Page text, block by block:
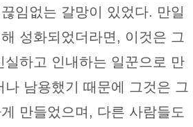
임없는 갈망이 있었다. 만일
성화되었더라면, 이것은 그
실하고 인내하는 일꾼으로 만
남용했기 때문에 그것은 그
만들었으며, 다른 사람들도